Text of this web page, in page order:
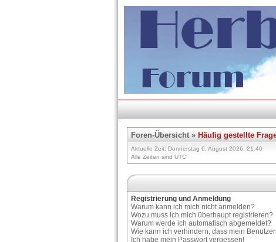
Foren-Übersicht» Häufig gestellte
Aktuelle Zeit: Donnerstag 6. August 2026, 21:40
Alle Zeiten sind UTC
Registrierung und Anmeldung
Warum kann ich mich nicht anmelden?
Wozu muss ich mich überhaupt registrieren?
Warum werde ich automatisch abgemeldet?
Wie kann ich verhindern, dass mein
Ich habe mein Passwort vergessen!